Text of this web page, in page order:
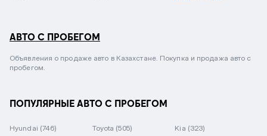
АВТО С ПРОБЕГОМ
Объявления о продаже авто в Казахстане. Покупка и продажа авто с
пробегом.
ПОПУЛЯРНЫЕ АВТО С ПРОБЕГОМ
Hyundai (746) Toyota (505) Kia (323)